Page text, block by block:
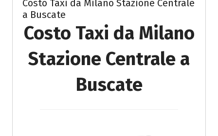
Costo Taxi da Milano Stazione Centrale
a Buscate
Costo Taxi da Milano
Stazione Centrale a
Buscate